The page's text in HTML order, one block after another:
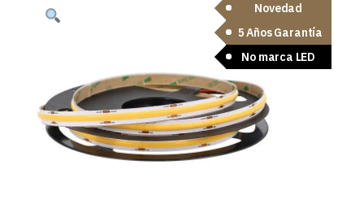
Novedad
5 Años Garantía
No marca LED